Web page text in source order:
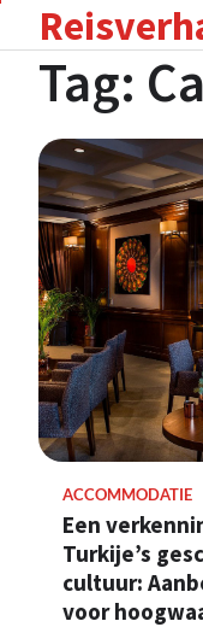
contentTag:
ACCOMMODATIE
Een
Turkije’s
cultuur:
voor